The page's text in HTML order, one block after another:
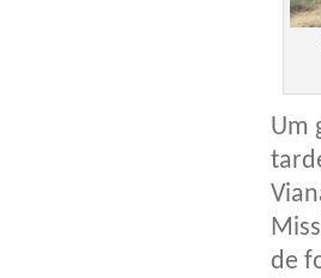
Um
de